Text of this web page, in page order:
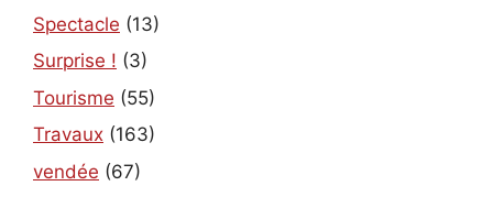
Spectacle (13)
Surprise ! (3)
Tourisme (55)
Travaux (163)
vendée (67)